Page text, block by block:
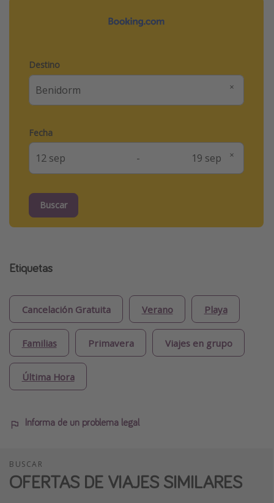
Destino
Fecha
-
Buscar
Etiquetas
Cancelación Gratuita Verano Playa
Familias Primavera Viajes en grupo
Última Hora
Informa de un problema legal
BUSCAR
OFERTAS DE VIAJES SIMILARES